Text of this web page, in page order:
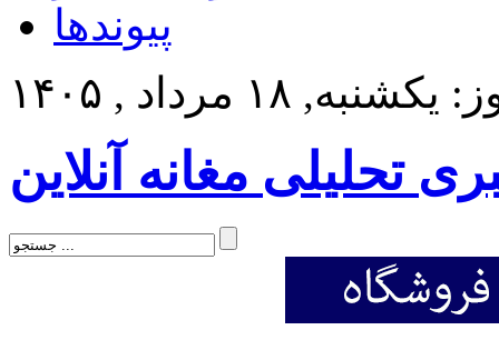
پیوندها
۱۸ مرداد , ۱۴۰۵
تحلیلی مغانه آنلاین